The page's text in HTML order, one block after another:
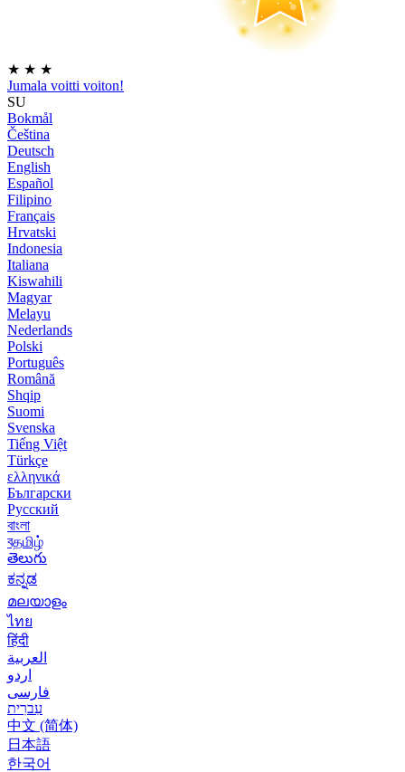
★ ★ ★
Jumala voitti voiton!
SU
Bokmål
Čeština
Deutsch
English
Español
Filipino
Français
Hrvatski
Indonesia
Italiana
Kiswahili
Magyar
Melayu
Nederlands
Polski
Português
Română
Shqip
Suomi
Svenska
Tiếng Việt
Türkçe
ελληνικά
Български
Русский
বাংলা
বதமிழ்
తెలుగు
ಕನ್ನಡ
മലയാളം
ไทย
हिंदी
العربية
اردو
فارسی
עִברִית
中文 (简体)
日本語
한국어